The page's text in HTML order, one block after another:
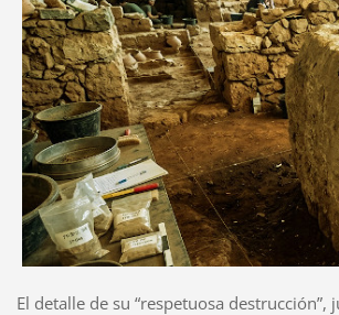
El detalle de su “respetuosa destrucción”,